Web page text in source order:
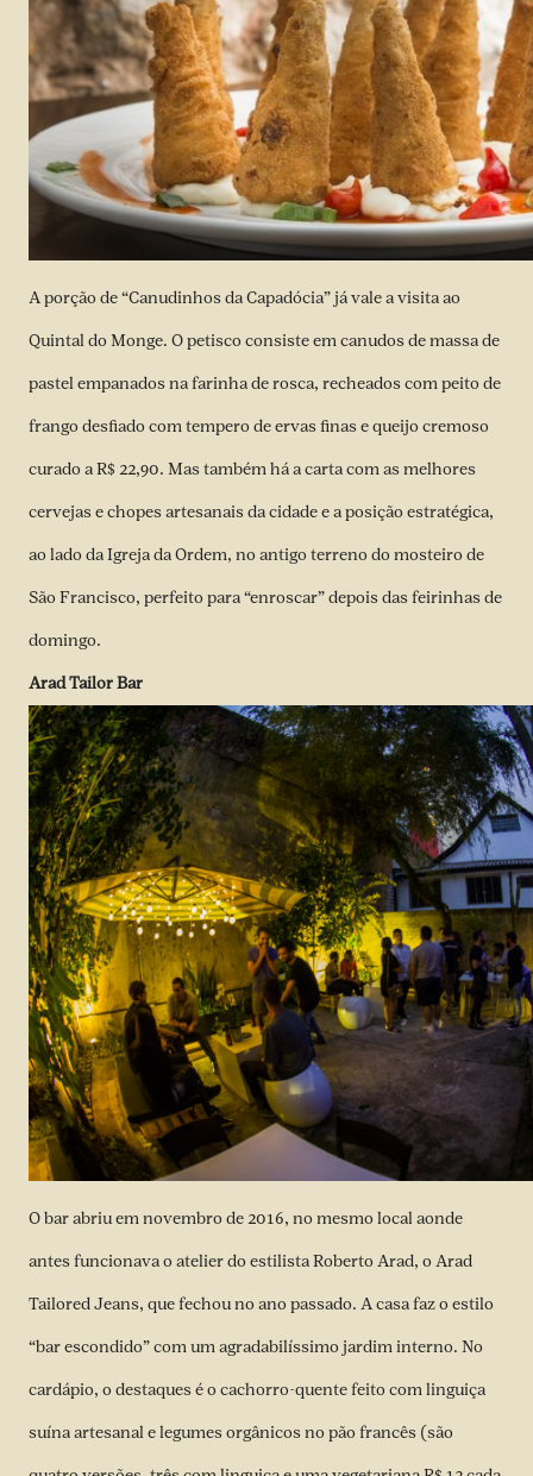
A porção de “Canudinhos da Capadócia” já vale a visita ao
Quintal do Monge. O petisco consiste em canudos de massa de
pastel empanados na farinha de rosca, recheados com peito de
frango desfiado com tempero de ervas finas e queijo cremoso
curado a R$ 22,90. Mas também há a carta com as melhores
cervejas e chopes artesanais da cidade e a posição estratégica,
ao lado da Igreja da Ordem, no antigo terreno do mosteiro de
São Francisco, perfeito para “enroscar” depois das feirinhas de
domingo.
Arad Tailor Bar
O bar abriu em novembro de 2016, no mesmo local aonde
antes funcionava o atelier do estilista Roberto Arad, o Arad
Tailored Jeans, que fechou no ano passado. A casa faz o estilo
“bar escondido” com um agradabilíssimo jardim interno. No
cardápio, o destaques é o cachorro-quente feito com linguiça
suína artesanal e legumes orgânicos no pão francês (são